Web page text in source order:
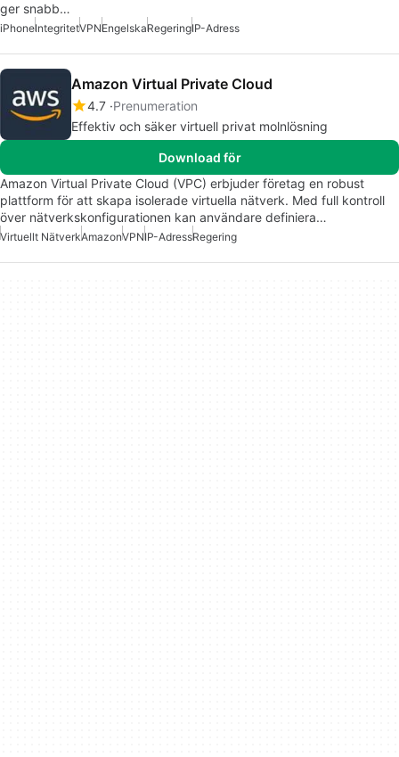
ger snabb…
iPhoneIntegritetVPNEngelskaRegeringIP-Adress
Amazon Virtual Private Cloud
4.7 Prenumeration
Effektiv och säker virtuell privat molnlösning
Download för
Amazon Virtual Private Cloud (VPC) erbjuder företag en robust
plattform för att skapa isolerade virtuella nätverk. Med full kontroll
över nätverkskonfigurationen kan användare definiera…
Virtuellt NätverkAmazonVPNIP-AdressRegering